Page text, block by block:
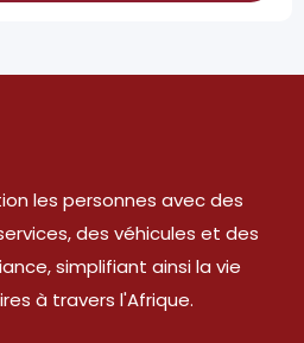
les personnes avec des
des véhicules et des
simplifiant ainsi la vie
à travers l'Afrique.